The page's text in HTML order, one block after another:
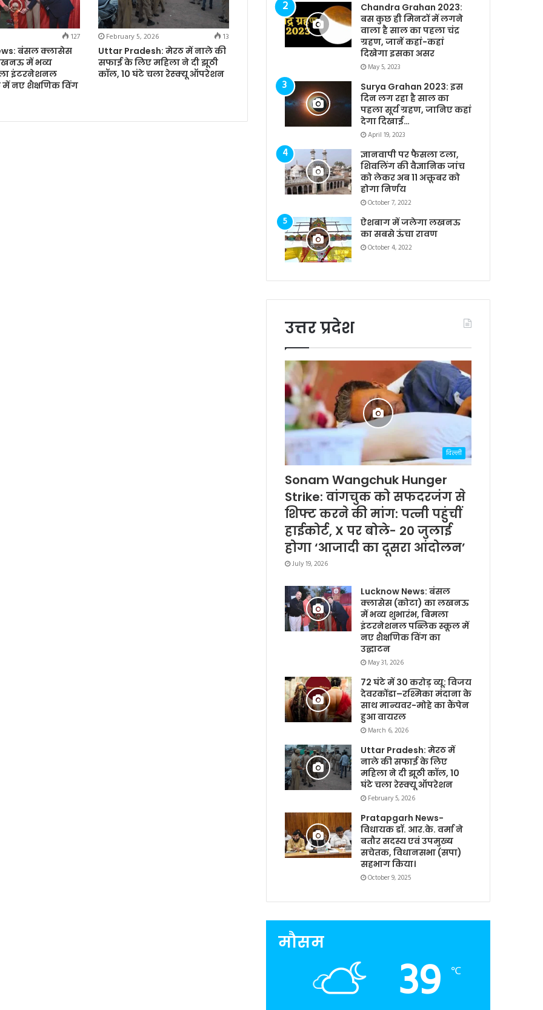
127
बंसल क्लासेस
में भव्य
इंटरनेशनल
नए शैक्षणिक विंग
February 5, 2026
13
Uttar Pradesh: मेरठ में नाले की
सफाई के लिए महिला ने दी झूठी
कॉल, 10 घंटे चला रेस्क्यू ऑपरेशन
Chandra Grahan 2023:
बस कुछ ही मिनटों में लगने
वाला है साल का पहला चंद्र
ग्रहण, जानें कहां-कहां
दिखेगा इसका असर
May 5, 2023
Surya Grahan 2023: इस
दिन लग रहा है साल का
पहला सूर्य ग्रहण, जानिए कहां
देगा दिखाई…
April 19, 2023
ज्ञानवापी पर फैसला टला,
शिवलिंग की वैज्ञानिक जांच
को लेकर अब 11 अक्तूबर को
होगा निर्णय
October 7, 2022
ऐशबाग में जलेगा लखनऊ
का सबसे ऊंचा रावण
October 4, 2022
उत्तर प्रदेश
दिल्ली
Sonam Wangchuk Hunger
Strike: वांगचुक को सफदरजंग से
शिफ्ट करने की मांग: पत्नी पहुंचीं
हाईकोर्ट, X पर बोले- 20 जुलाई
होगा ‘आजादी का दूसरा आंदोलन’
July 19, 2026
Lucknow News: बंसल
क्लासेस (कोटा) का लखनऊ
में भव्य शुभारंभ, बिमला
इंटरनेशनल पब्लिक स्कूल में
नए शैक्षणिक विंग का
उद्घाटन
May 31, 2026
72 घंटे में 30 करोड़ व्यू: विजय
देवरकोंडा–रश्मिका मंदाना के
साथ मान्यवर-मोहे का कैंपेन
हुआ वायरल
March 6, 2026
Uttar Pradesh: मेरठ में
नाले की सफाई के लिए
महिला ने दी झूठी कॉल, 10
घंटे चला रेस्क्यू ऑपरेशन
February 5, 2026
Pratapgarh News-
विधायक डॉ. आर.के. वर्मा ने
बतौर सदस्य एवं उपमुख्य
सचेतक, विधानसभा (सपा)
सहभाग किया।
October 9, 2025
मौसम
39 ℃